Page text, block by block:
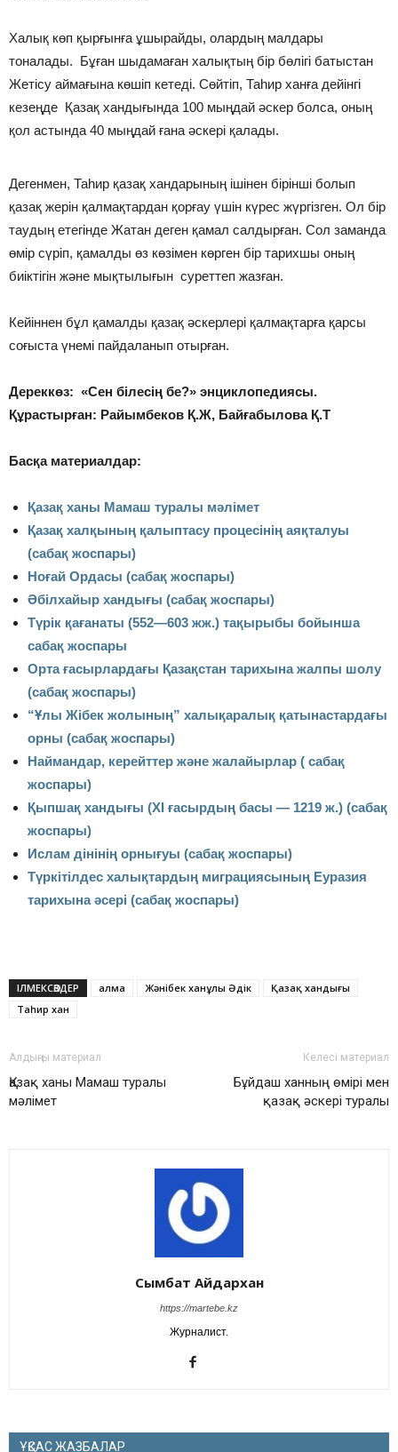
Халық көп қырғынға ұшырайды, олардың малдары
тоналады. Бұған шыдамаған халықтың бір бөлігі батыстан
Жетісу аймағына көшіп кетеді. Сөйтіп, Таһир ханға дейінгі
кезеңде Қазақ хандығында 100 мыңдай әскер болса, оның
қол астында 40 мыңдай ғана әскері қалады.
Дегенмен, Таһир қазақ хандарының ішінен бірінші болып
қазақ жерін қалмақтардан қорғау үшін күрес жүргізген. Ол бір
таудың етегінде Жатан деген қамал салдырған. Сол заманда
өмір сүріп, қамалды өз көзімен көрген бір тарихшы оның
биіктігін және мықтылығын суреттеп жазған.
Кейіннен бұл қамалды қазақ әскерлері қалмақтарға қарсы
соғыста үнемі пайдаланып отырған.
Дереккөз: «Сен білесің бе?» энциклопедиясы.
Құрастырған: Райымбеков Қ.Ж, Байғабылова Қ.Т
Басқа материалдар:
Қазақ ханы Мамаш туралы мәлімет
Қазақ халқының қалыптасу процесінің аяқталуы
(сабақ жоспары)
Ноғай Ордасы (сабақ жоспары)
Әбілхайыр хандығы (сабақ жоспары)
Түрiк қағанаты (552—603 жж.) тақырыбы бойынша
сабақ жоспары
Орта ғасырлардағы Қазақстан тарихына жалпы шолу
(сабақ жоспары)
“Ұлы Жібек жолының” халықаралық қатынастардағы
орны (сабақ жоспары)
Наймандар, керейттер және жалайырлар ( сабақ
жоспары)
Қыпшақ хандығы (ХI ғасырдың басы — 1219 ж.) (сабақ
жоспары)
Ислам дінінің орнығуы (сабақ жоспары)
Түркітілдес халықтардың миграциясының Еуразия
тарихына әсері (сабақ жоспары)
ІЛМЕКСӨЗДЕР алма Жәнібек ханұлы Әдік
Қазақ хандығы
Таһир хан
Алдыңғы материал
Қазақ ханы Мамаш туралы
мәлімет
Келесі материал
Бұйдаш ханның өмірі мен
қазақ әскері туралы
Сымбат Айдархан
https://martebe.kz
Журналист.
ҰҚСАС ЖАЗБАЛАР